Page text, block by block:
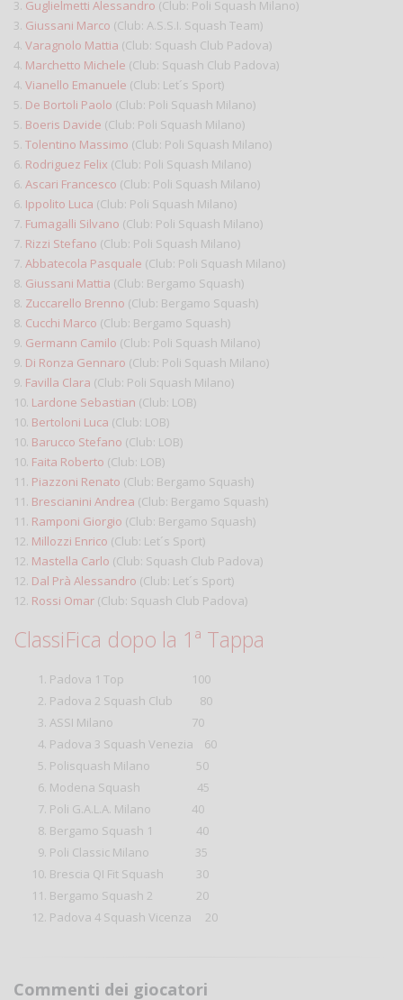
3. Guglielmetti Alessandro (Club: Poli Squash Milano)
3. Giussani Marco (Club: A.S.S.I. Squash Team)
4. Varagnolo Mattia (Club: Squash Club Padova)
4. Marchetto Michele (Club: Squash Club Padova)
4. Vianello Emanuele (Club: Let´s Sport)
5. De Bortoli Paolo (Club: Poli Squash Milano)
5. Boeris Davide (Club: Poli Squash Milano)
5. Tolentino Massimo (Club: Poli Squash Milano)
6. Rodriguez Felix (Club: Poli Squash Milano)
6. Ascari Francesco (Club: Poli Squash Milano)
6. Ippolito Luca (Club: Poli Squash Milano)
7. Fumagalli Silvano (Club: Poli Squash Milano)
7. Rizzi Stefano (Club: Poli Squash Milano)
7. Abbatecola Pasquale (Club: Poli Squash Milano)
8. Giussani Mattia (Club: Bergamo Squash)
8. Zuccarello Brenno (Club: Bergamo Squash)
8. Cucchi Marco (Club: Bergamo Squash)
9. Germann Camilo (Club: Poli Squash Milano)
9. Di Ronza Gennaro (Club: Poli Squash Milano)
9. Favilla Clara (Club: Poli Squash Milano)
10. Lardone Sebastian (Club: LOB)
10. Bertoloni Luca (Club: LOB)
10. Barucco Stefano (Club: LOB)
10. Faita Roberto (Club: LOB)
11. Piazzoni Renato (Club: Bergamo Squash)
11. Brescianini Andrea (Club: Bergamo Squash)
11. Ramponi Giorgio (Club: Bergamo Squash)
12. Millozzi Enrico (Club: Let´s Sport)
12. Mastella Carlo (Club: Squash Club Padova)
12. Dal Prà Alessandro (Club: Let´s Sport)
12. Rossi Omar (Club: Squash Club Padova)
ClassiFica dopo la 1ª Tappa
Padova 1 Top 100
Padova 2 Squash Club 80
ASSI Milano 70
Padova 3 Squash Venezia 60
Polisquash Milano 50
Modena Squash 45
Poli G.A.L.A. Milano 40
Bergamo Squash 1 40
Poli Classic Milano 35
Brescia QI Fit Squash 30
Bergamo Squash 2 20
Padova 4 Squash Vicenza 20
Commenti dei giocatori